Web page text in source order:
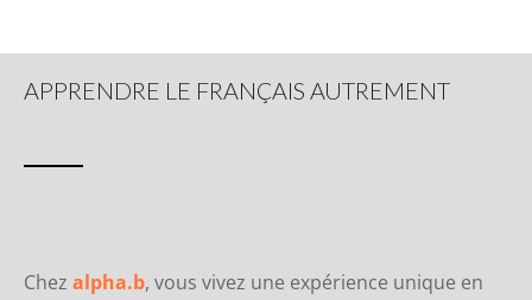
APPRENDRE LE FRANÇAIS AUTREMENT
Chez alpha.b, vous vivez une expérience unique en